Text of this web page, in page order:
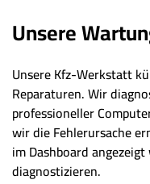
Unsere
Unsere Kfz-Werkstatt
Reparaturen. Wir
professioneller
wir die Fehlerursache
im Dashboard
diagnostizieren.